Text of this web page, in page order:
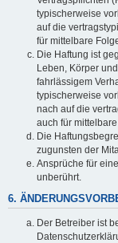
typischerweise
auf die
für mittelbare
Die Haftung ist
Leben, Körper
fahrlässigem
typischerweise
nach auf die
auch für
Die
zugunsten der
Ansprüche für
unberührt.
6.
Der Betreiber ist